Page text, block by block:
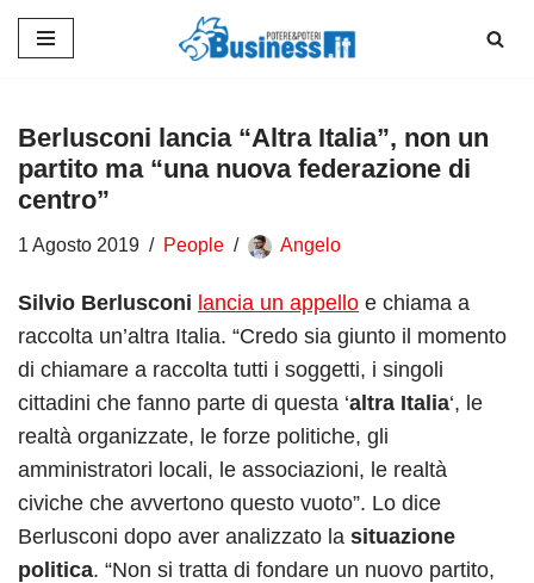
contenuto
Berlusconi lancia “Altra Italia”, non un
partito ma “una nuova federazione di
centro”
1 Agosto 2019 People Angelo
Silvio Berlusconi lancia un appello e chiama a
raccolta un’altra Italia. “Credo sia giunto il momento
di chiamare a raccolta tutti i soggetti, i singoli
cittadini che fanno parte di questa ‘altra Italia‘, le
realtà organizzate, le forze politiche, gli
amministratori locali, le associazioni, le realtà
civiche che avvertono questo vuoto”. Lo dice
Berlusconi dopo aver analizzato la situazione
politica. “Non si tratta di fondare un nuovo partito,